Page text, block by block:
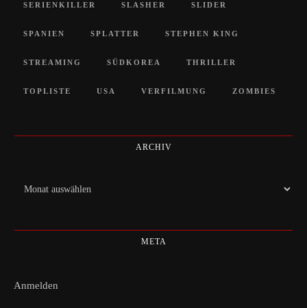
SERIENKILLER SLASHER SLIDER
SPANIEN SPLATTER STEPHEN KING
STREAMING SÜDKOREA THRILLER
TOPLISTE USA VERFILMUNG ZOMBIES
ARCHIV
Archiv
META
Anmelden